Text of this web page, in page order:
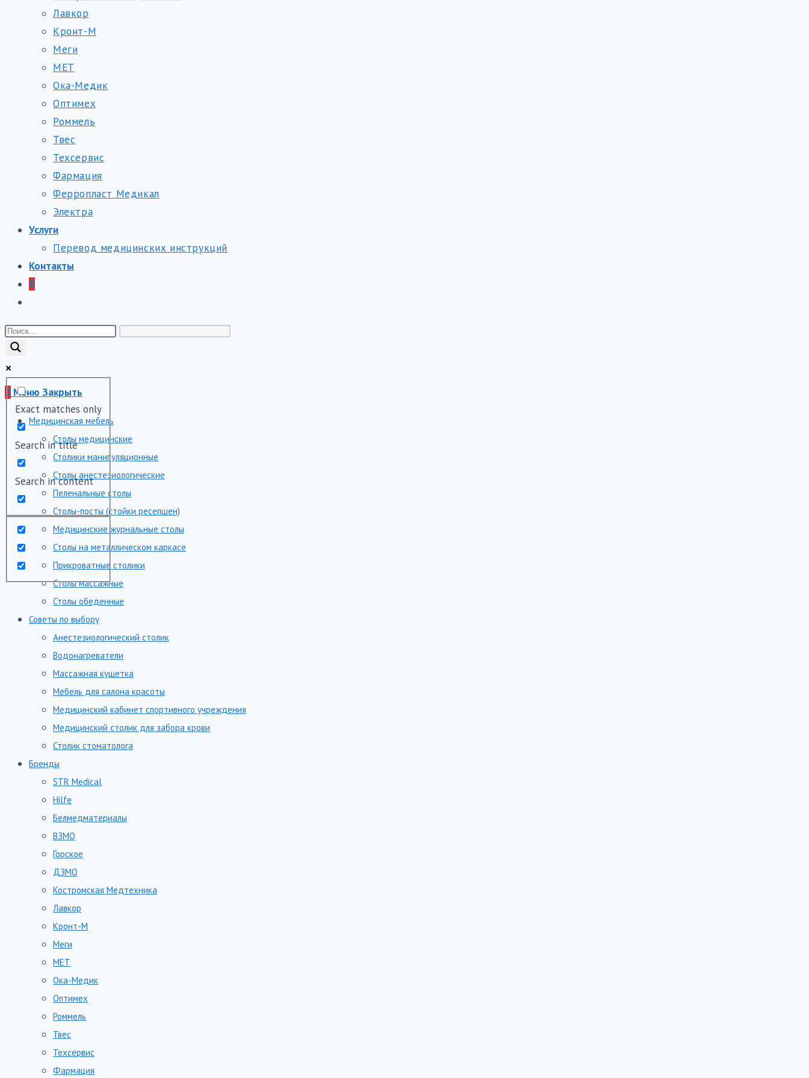
Лавкор
Кронт-М
Меги
МЕТ
Ока-Медик
Оптимех
Роммель
Твес
Техсервис
Фармация
Ферропласт Медикал
Электра
Услуги
Перевод медицинских инструкций
Контакты
0
по
Exact matches only
Search in title
Search in content
0 Меню Закрыть
Медицинская мебель
Столы медицинские
Столики манипуляционные
Столы анестезиологические
Пеленальные столы
Столы-посты (стойки ресепшен)
Медицинские журнальные столы
Столы на металлическом каркасе
Прикроватные столики
Столы массажные
Столы обеденные
Советы по выбору
Анестезиологический столик
Водонагреватели
Массажная кушетка
Мебель для салона красоты
Медицинский кабинет спортивного учреждения
Медицинский столик для забора крови
Столик стоматолога
Бренды
STR Medical
Hilfe
Белмедматериалы
ВЗМО
Горское
ДЗМО
Костромская Медтехника
Лавкор
Кронт-М
Меги
МЕТ
Ока-Медик
Оптимех
Роммель
Твес
Техсервис
Фармация